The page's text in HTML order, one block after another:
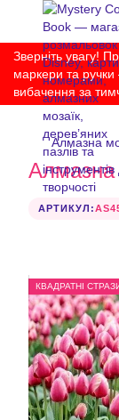
Зверніть увагу!
маркери та
вибачення за
Алмазна
Алмазна
АРТИКУЛ:
КВАДРАТНІ